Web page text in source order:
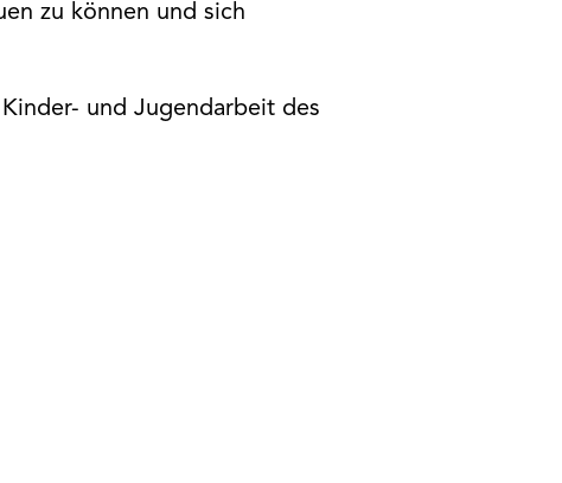
zu können und sich
und Jugendarbeit des